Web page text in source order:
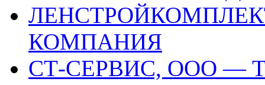
КОМПАНИЯ
СТ-СЕРВИС, ООО —